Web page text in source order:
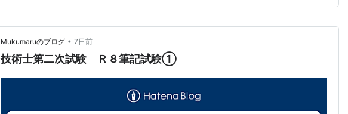
Mukumaruのブログ • 7日前
技術士第二次試験 Ｒ８筆記試験①